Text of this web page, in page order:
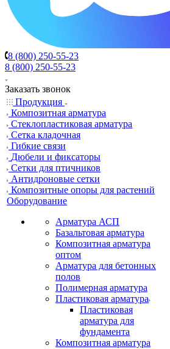
8 (800) 250-55-23
8 (800) 250-55-23
Заказать звонок
Продукция
Композитная арматура
Cтеклопластиковая арматура
Сетка кладочная
Гибкие связи
Дюбели и фиксаторы
Сетки для птичников
Антидроновые сетки
Композитные опоры для растений
Оборудование
Арматура АСП
Базальтовая арматура
Композитная арматура
оптом
Арматура для бетонных
полов
Полимерная арматура
Пластиковая арматура
Пластиковая
арматура для
фундамента
Композитная арматура